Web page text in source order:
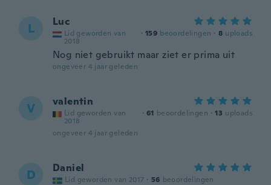
L Luc
Lid geworden van
2018
· 159 beoordelingen · 8 uploads
Nog niet gebruikt maar ziet er prima uit
ongeveer 4 jaar geleden
V valentin
Lid geworden van
2018
· 61 beoordelingen · 13 uploads
ongeveer 4 jaar geleden
D Daniel
Lid geworden van 2017 · 56 beoordelingen